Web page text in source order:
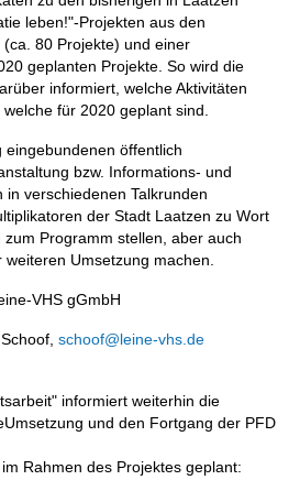
leben!"-Projekten aus den
80 Projekte) und einer
geplanten Projekte. So wird die
informiert, welche Aktivitäten
für 2020 geplant sind.
eingebundenen öffentlich
bzw. Informations- und
in verschiedenen Talkrunden
der Stadt Laatzen zu Wort
Programm stellen, aber auch
weiteren Umsetzung machen.
VHS gGmbH
schoof@leine-vhs.de
informiert weiterhin die
und den Fortgang der PFD
Rahmen des Projektes geplant: